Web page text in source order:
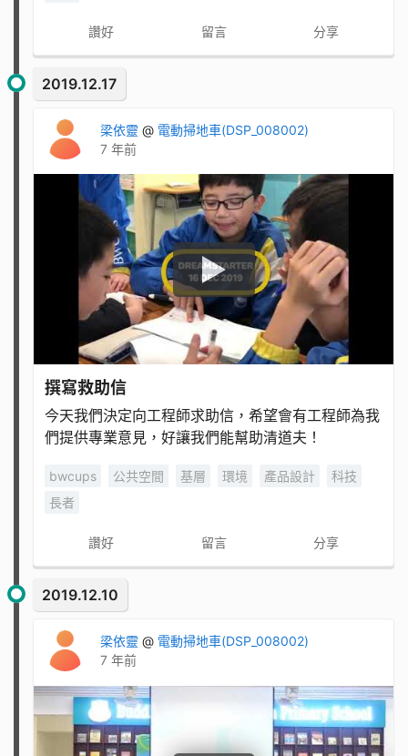
讚好 留言 分享
2019.12.17
梁依靈 @ 電動掃地車(DSP_008002)
7 年前
撰寫救助信
今天我們決定向工程師求助信，希望會有工程師為我
們提供專業意見，好讓我們能幫助清道夫！
bwcups 公共空間 基層 環境 產品設計
科技
長者
讚好 留言 分享
2019.12.10
梁依靈 @ 電動掃地車(DSP_008002)
7 年前